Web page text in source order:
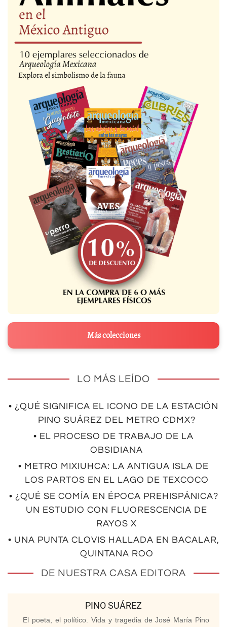
Más colecciones
LO MÁS LEÍDO
• ¿QUÉ SIGNIFICA EL ICONO DE LA ESTACIÓN
PINO SUÁREZ DEL METRO CDMX?
• EL PROCESO DE TRABAJO DE LA
OBSIDIANA
• METRO MIXIUHCA: LA ANTIGUA ISLA DE
LOS PARTOS EN EL LAGO DE TEXCOCO
• ¿QUÉ SE COMÍA EN ÉPOCA PREHISPÁNICA?
UN ESTUDIO CON FLUORESCENCIA DE
RAYOS X
• UNA PUNTA CLOVIS HALLADA EN BACALAR,
QUINTANA ROO
DE NUESTRA CASA EDITORA
PINO SUÁREZ
El poeta, el político. Vida y tragedia de José María Pino